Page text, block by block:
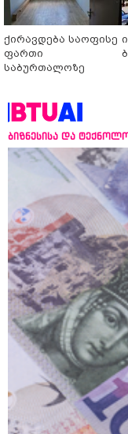
ქირავდება საოფისე
ფართი
საბურთალოზე
ბიზნესისა და